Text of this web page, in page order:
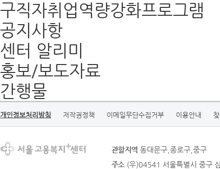
구직자취업역량강화프로그램
공지사항
센터 알리미
홍보/보도자료
간행물
개인정보처리방침 저작권정책 이메일무단수집거부 이용안내
관할지역 동대문구,종로구,중구
주소 (우)04541 서울특별시 중구